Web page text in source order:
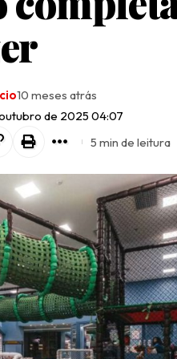
outubro de 2025 04:07
10 meses atrás
5 min de leitura